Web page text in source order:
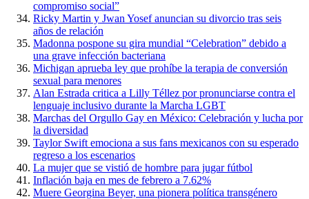
compromiso social”
Ricky Martin y Jwan Yosef anuncian su divorcio tras seis
años de relación
Madonna pospone su gira mundial “Celebration” debido a
una grave infección bacteriana
Michigan aprueba ley que prohíbe la terapia de conversión
sexual para menores
Alan Estrada critica a Lilly Téllez por pronunciarse contra el
lenguaje inclusivo durante la Marcha LGBT
Marchas del Orgullo Gay en México: Celebración y lucha por
la diversidad
Taylor Swift emociona a sus fans mexicanos con su esperado
regreso a los escenarios
La mujer que se vistió de hombre para jugar fútbol
Inflación baja en mes de febrero a 7.62%
Muere Georgina Beyer, una pionera política transgénero